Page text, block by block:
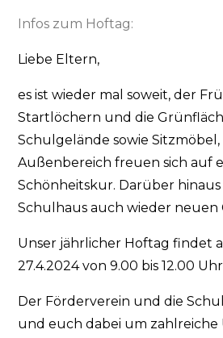
Infos zum Hoftag:
Liebe Eltern,
es ist wieder mal soweit, der
Startlöchern und die
Schulgelände sowie
Außenbereich freuen sich auf
Schönheitskur. Darüber
Schulhaus auch wieder neuen
Unser jährlicher Hoftag findet
27.4.2024 von 9.00 bis 12.00
Der Förderverein und die
und euch dabei um